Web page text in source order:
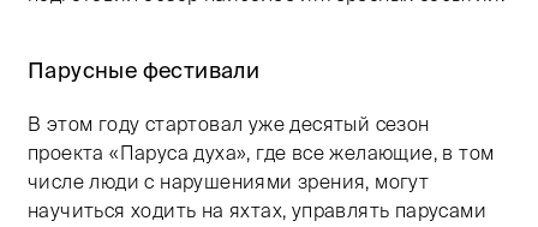
Парусные фестивали
В этом году стартовал уже десятый сезон
проекта «Паруса духа», где все желающие, в том
числе люди с нарушениями зрения, могут
научиться ходить на яхтах, управлять парусами